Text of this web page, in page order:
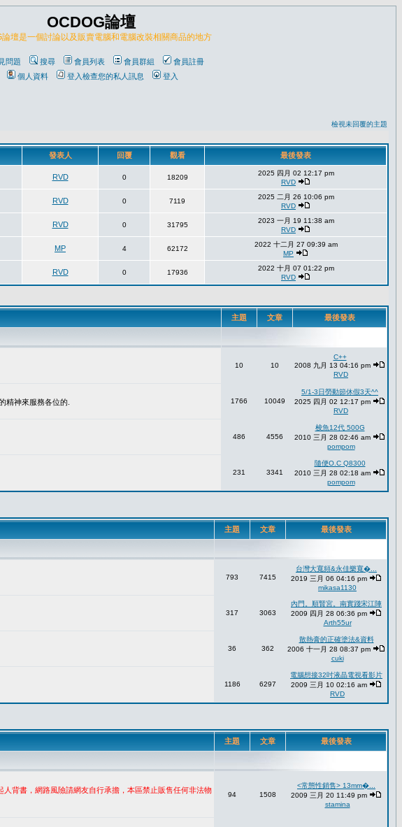
OCDOG論壇
論壇是一個討論以及販賣電腦和電腦改裝相關商品的地方
問題 搜尋 會員列表 會員群組
會員註冊
個人資料
登入檢查您的私人訊息 登入
檢視未回覆的主題
主題 文章 最後發表
10 10
C++
2008 九月 13 04:16 pm
RVD
精神來服務各位的. 1766 10049
5/1-3日勞動節休假3天^^
2025 四月 02 12:17 pm
RVD
486 4556
梭魚12代 500G
2010 三月 28 02:46 am
pompom
231 3341
隨便O.C Q8300
2010 三月 28 02:18 am
pompom
主題 文章 最後發表
793 7415
台灣大寬頻&永佳樂寬�...
2019 三月 06 04:16 pm
mikasa1130
317 3063
內門。順賢宮。南實踐宋江陣
2009 四月 28 06:36 pm
Arth55ur
36 362
散熱膏的正確塗法&資料
2006 十一月 28 08:37 pm
cuki
1186 6297
電腦想接32吋液晶電視看影片
2009 三月 10 02:16 am
RVD
主題 文章 最後發表
人背書，網路風險請網友自行承擔，本區禁止販售任何非法物
94 1508
<常態性銷售> 13mm�...
2009 三月 20 11:49 pm
stamina